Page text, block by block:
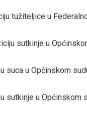
tužiteljice u
sutkinje u
suca u Općinskom
sutkinje u Općinskom